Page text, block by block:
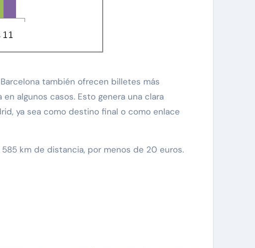
también ofrecen billetes más
algunos casos. Esto genera una clara
ya sea como destino final o como enlace
km de distancia, por menos de 20 euros.